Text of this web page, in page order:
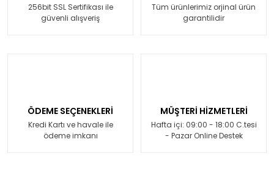
256bit SSL Sertifikası ile
güvenli alışveriş
Tüm ürünlerimiz orjinal ürün
garantilidir
ÖDEME SEÇENEKLERİ
Kredi Kartı ve havale ile
ödeme imkanı
MÜŞTERİ HİZMETLERİ
Hafta içi: 09:00 - 18:00 C.tesi
- Pazar Online Destek